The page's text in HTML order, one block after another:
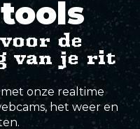
de
van je rit
onze realtime
het weer en